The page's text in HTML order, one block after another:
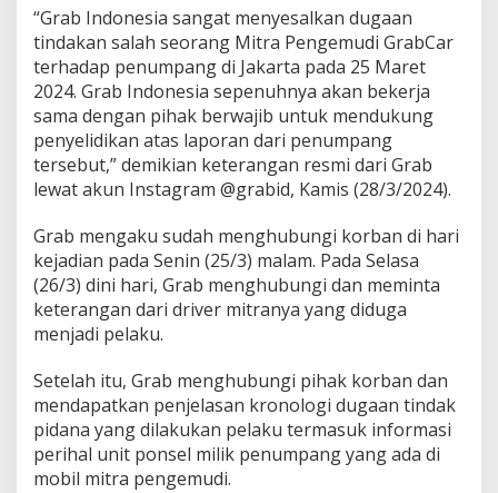
W
a
n
i
t
a
“Grab Indonesia sangat menyesalkan dugaan
tindakan salah seorang Mitra Pengemudi GrabCar
terhadap penumpang di Jakarta pada 25 Maret
2024. Grab Indonesia sepenuhnya akan bekerja
sama dengan pihak berwajib untuk mendukung
penyelidikan atas laporan dari penumpang
tersebut,” demikian keterangan resmi dari Grab
lewat akun Instagram @grabid, Kamis (28/3/2024).
Grab mengaku sudah menghubungi korban di hari
kejadian pada Senin (25/3) malam. Pada Selasa
(26/3) dini hari, Grab menghubungi dan meminta
keterangan dari driver mitranya yang diduga
menjadi pelaku.
Setelah itu, Grab menghubungi pihak korban dan
mendapatkan penjelasan kronologi dugaan tindak
pidana yang dilakukan pelaku termasuk informasi
perihal unit ponsel milik penumpang yang ada di
mobil mitra pengemudi.